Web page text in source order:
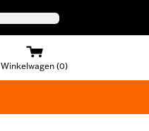
Winkelwagen (0)